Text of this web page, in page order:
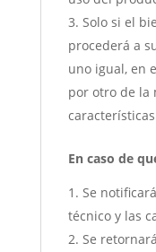
Solo si el
procederá a
uno igual, en
por otro de la
En caso de
Se
técnico y las
Se